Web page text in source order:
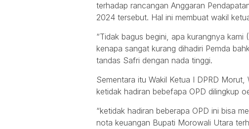
terhadap rancangan Anggaran
2024 tersebut. Hal ini membuat wakil
“Tidak bagus begini, apa kurangnya
kenapa sangat kurang dihadiri Pemda
tandas Safri dengan nada tinggi.
Sementara itu Wakil Ketua I DPRD
ketidak hadiran bebefapa OPD dilingkup
“ketidak hadiran beberapa OPD ini bisa
nota keuangan Bupati Morowali Utara